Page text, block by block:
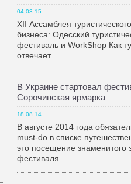
04.03.15
XII Ассамблея туристического
бизнеса: Одесский
фестиваль и WorkShop Как
отвечает…
В Украине стартовал
Сорочинская ярмарка
18.08.14
В августе 2014 года
must-do в списке
это посещение знаменитого
фестиваля…